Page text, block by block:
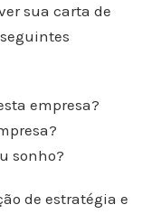
sua carta de
empresa?
sonho?
de estratégia e